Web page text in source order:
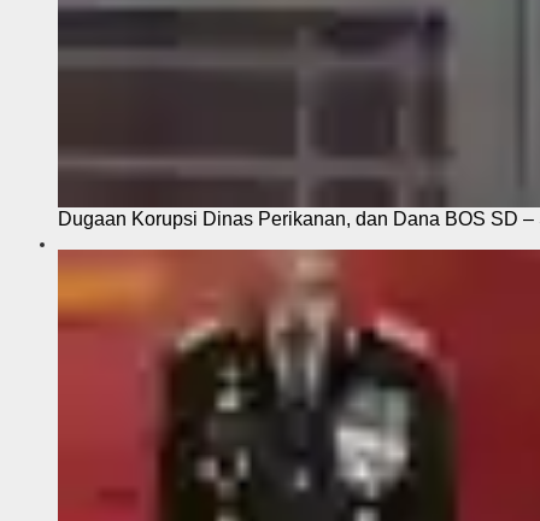
Dugaan Korupsi Dinas Perikanan, dan Dana BOS SD